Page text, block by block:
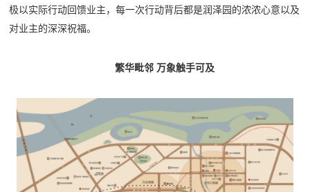
极以实际行动回馈业主，每一次行动背后都是润泽园的浓浓心意以及
对业主的深深祝福。
繁华毗邻 万象触手可及